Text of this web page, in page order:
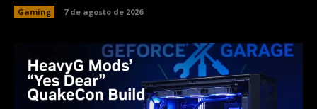
Gaming 7 de agosto de 2026